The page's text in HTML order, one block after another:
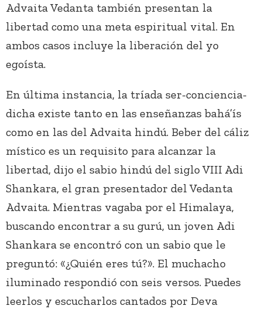
Advaita Vedanta también presentan la
libertad como una meta espiritual vital. En
ambos casos incluye la liberación del yo
egoísta.
En última instancia, la tríada ser-conciencia-
dicha existe tanto en las enseñanzas bahá’ís
como en las del Advaita hindú. Beber del cáliz
místico es un requisito para alcanzar la
libertad, dijo el sabio hindú del siglo VIII Adi
Shankara, el gran presentador del Vedanta
Advaita. Mientras vagaba por el Himalaya,
buscando encontrar a su gurú, un joven Adi
Shankara se encontró con un sabio que le
preguntó: «¿Quién eres tú?». El muchacho
iluminado respondió con seis versos. Puedes
leerlos y escucharlos cantados por Deva